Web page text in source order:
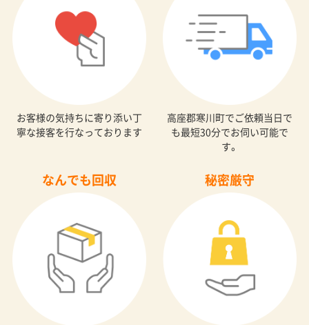
お客様の気持ちに寄り添い丁
寧な接客を行なっております
高座郡寒川町でご依頼当日で
も最短30分でお伺い可能で
す。
なんでも回収 秘密厳守